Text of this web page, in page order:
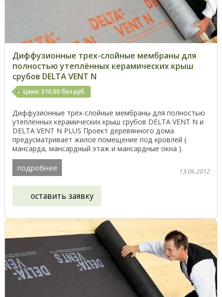
Диффузионные трех-слойные мембраны для
полностью утеплённых керамических крыш
срубов DELTA VENT N
Цена: 310,00 бел.руб.
Диффузионные трех-слойные мембраны для полностью
утеплённых керамических крыш срубов DELTA VENT N и
DELTA VENT N PLUS Проект деревянного дома
предусматривает жилое помещение под кровлей (
мансарда, мансардный этаж и мансардные окна ).
Утепление ...
подробнее 13.06.2012
оставить заявку